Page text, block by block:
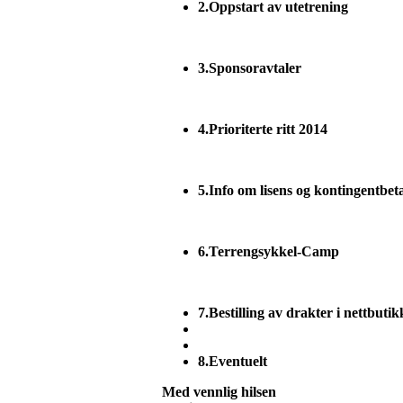
2.Oppstart av utetrening
3.Sponsoravtaler
4.Prioriterte ritt 2014
5.Info om lisens og
6.Terrengsykkel-Camp
7.Bestilling av drakter i
8.Eventuelt
Med vennlig hilsen